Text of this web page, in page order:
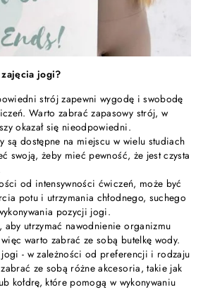
jogi?
strój zapewni wygodę i swobodę
Warto zabrać zapasowy strój, w
okazał się nieodpowiedni.
są dostępne na miejscu w wielu studiach
swoją, żeby mieć pewność, że jest czysta
od intensywności ćwiczeń, może być
potu i utrzymania chłodnego, suchego
pozycji jogi.
aby utrzymać nawodnienie organizmu
warto zabrać ze sobą butelkę wody.
- w zależności od preferencji i rodzaju
ze sobą różne akcesoria, takie jak
kołdrę, które pomogą w wykonywaniu